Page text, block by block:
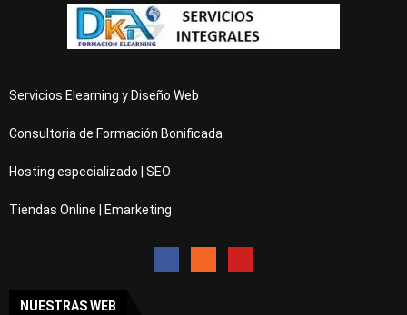
Servicios Elearning y Diseño Web
Consultoria de Formación Bonificada
Hosting especializado | SEO
Tiendas Online | Emarketing
NUESTRAS WEB